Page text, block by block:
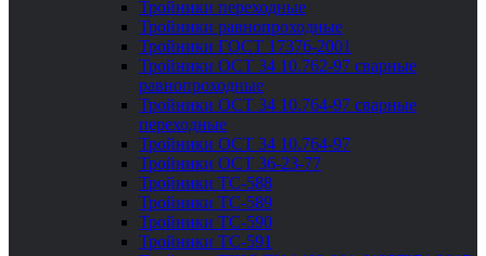
Тройники переходные
Тройники равнопроходные
Тройники ГОСТ 17376-2001
Тройники ОСТ 34 10.762-97 сварные
равнопроходные
Тройники ОСТ 34 10.764-97 сварные
переходные
Тройники ОСТ 34 10.764-97
Тройники ОСТ 36-23-77
Тройники ТС-588
Тройники ТС-589
Тройники ТС-590
Тройники ТС-591